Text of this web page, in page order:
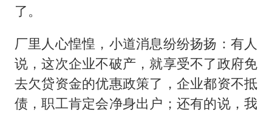
了。
厂里人心惶惶，小道消息纷纷扬扬：有人
说，这次企业不破产，就享受不了政府免
去欠贷资金的优惠政策了，企业都资不抵
债，职工肯定会净身出户；还有的说，我